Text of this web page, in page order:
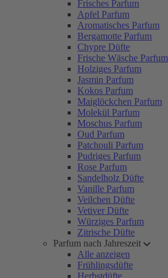
Frisches Parfum
Apfel Parfum
Aromatisches Parfum
Bergamotte Parfum
Chypre Düfte
Frische Wäsche Parfum
Holziges Parfum
Jasmin Parfum
Kokos Parfum
Maiglöckchen Parfum
Molekül Parfum
Moschus Parfum
Oud Parfum
Patchouli Parfum
Pudriges Parfum
Rose Parfum
Sandelholz Düfte
Vanille Parfum
Veilchen Düfte
Vetiver Düfte
Würziges Parfum
Zitrische Düfte
Parfum nach Jahreszeit
Alle anzeigen
Frühlingsdüfte
Herbstdüfte